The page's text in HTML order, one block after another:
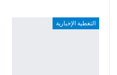
التغطية الإخبارية